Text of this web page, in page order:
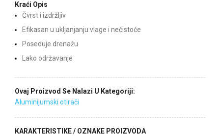
Kraći Opis
Čvrst i izdržljiv
Efikasan u ukljanjanju vlage i nečistoće
Poseduje drenažu
Lako održavanje
Ovaj Proizvod Se Nalazi U Kategoriji:
Aluminijumski otirači
KARAKTERISTIKE / OZNAKE PROIZVODA